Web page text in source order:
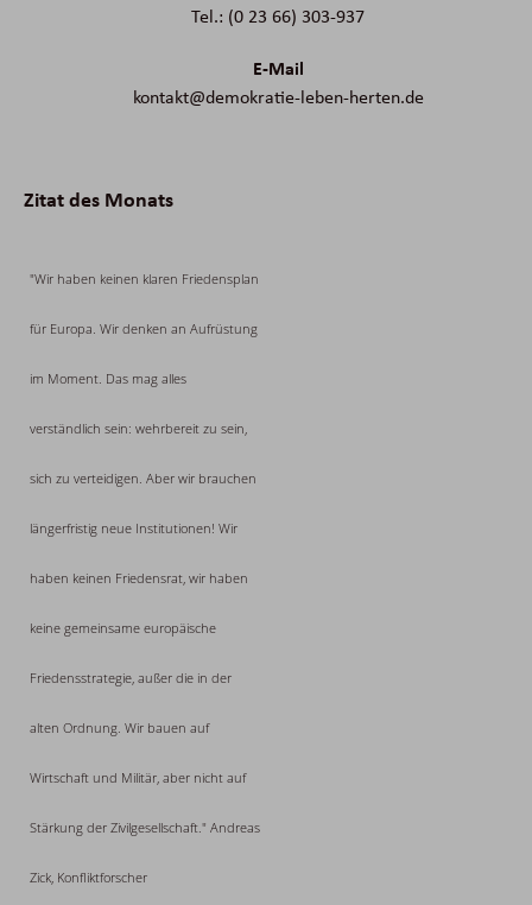
Tel.: (0 23 66) 303-937
E-Mail
kontakt@demokratie-leben-herten.de
Zitat des Monats
"Wir haben keinen klaren Friedensplan
für Europa. Wir denken an Aufrüstung
im Moment. Das mag alles
verständlich sein: wehrbereit zu sein,
sich zu verteidigen. Aber wir brauchen
längerfristig neue Institutionen! Wir
haben keinen Friedensrat, wir haben
keine gemeinsame europäische
Friedensstrategie, außer die in der
alten Ordnung. Wir bauen auf
Wirtschaft und Militär, aber nicht auf
Stärkung der Zivilgesellschaft." Andreas
Zick, Konfliktforscher